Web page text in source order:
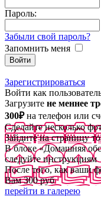
Пароль:
Забыли свой пароль?
Запомнить меня
Зарегистрироваться
Войти как
Загрузите не меннее
300₽на телефон или
Сделайте несколько
Зайдите на страницу
В блоке «Домашняя
следуйте инструкциям
После того, как ваши
Вам 300 руб
перейти в галерею